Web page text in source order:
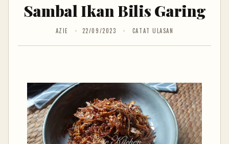
Sambal Ikan Bilis Garing
AZIE 22/09/2023 CATAT ULASAN